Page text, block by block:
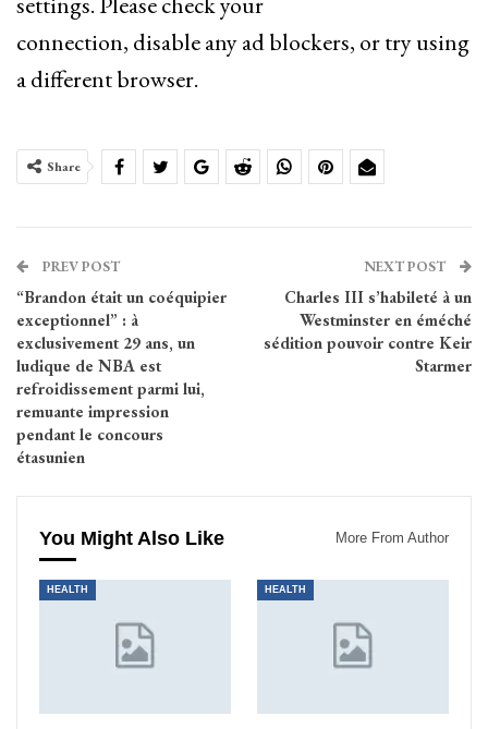
connection, disable any ad blockers, or try using
a different browser.
Share
PREV POST
“Brandon était un coéquipier
exceptionnel” : à
exclusivement 29 ans, un
ludique de NBA est
refroidissement parmi lui,
remuante impression
pendant le concours
étasunien
NEXT POST
Charles III s’habileté à un
Westminster en éméché
sédition pouvoir contre Keir
Starmer
You Might Also Like More From Author
HEALTH HEALTH